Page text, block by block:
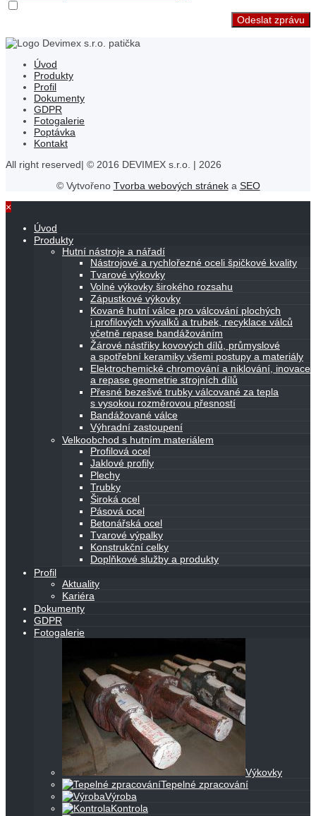
Odeslat zprávu
Úvod
Produkty
Profil
Dokumenty
GDPR
Fotogalerie
Poptávka
Kontakt
All right reserved| © 2016 DEVIMEX s.r.o. | 2026
© Vytvořeno Tvorba webových stráneka SEO
×
Úvod
Produkty
Hutní nástroje a nářadí
Nástrojové a rychlořezné oceli špičkové kvality
Tvarové výkovky
Volné výkovky širokého rozsahu
Zápustkové výkovky
Kované hutní válce pro válcování plochých
i profilových vývalků a trubek, recyklace válců
včetně repase bandážováním
Žárové nástřiky kovových dílů, průmyslové
a spotřební keramiky všemi postupy a materiály
Elektrochemické chromování a niklování, inovace
a repase geometrie strojních dílů
Přesné bezešvé trubky válcované za tepla
s vysokou rozměrovou přesností
Bandážované válce
Výhradní zastoupení
Velkoobchod s hutním materiálem
Profilová ocel
Jaklové profily
Plechy
Trubky
Široká ocel
Pásová ocel
Betonářská ocel
Tvarové výpalky
Konstrukční celky
Doplňkové služby a produkty
Profil
Aktuality
Kariéra
Dokumenty
GDPR
Fotogalerie
Výkovky
Tepelné zpracování
Výroba
Kontrola